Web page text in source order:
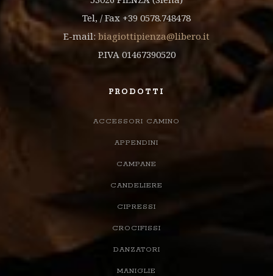
Tel, / Fax +39 0578.748478
E-mail: biagiottipienza@libero.it
P.IVA 01467390520
PRODOTTI
ACCESSORI CAMINO
APPENDINI
CAMPANE
CANDELIERE
CIPRESSI
CROCIFISSI
DANZATORI
MANIGLIE